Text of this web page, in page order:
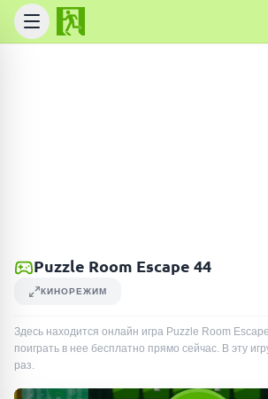
Puzzle Room Escape 44
КИНОРЕЖИМ
Здесь находится онлайн игра Puzzle Room
поиграть в нее бесплатно прямо сейчас. В эту
раз.